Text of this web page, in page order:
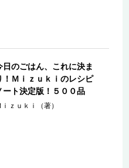
日のごはん、これに決ま
！Ｍｉｚｕｋｉのレシピ
ート決定版！５００品
ｉｚｕｋｉ（著）